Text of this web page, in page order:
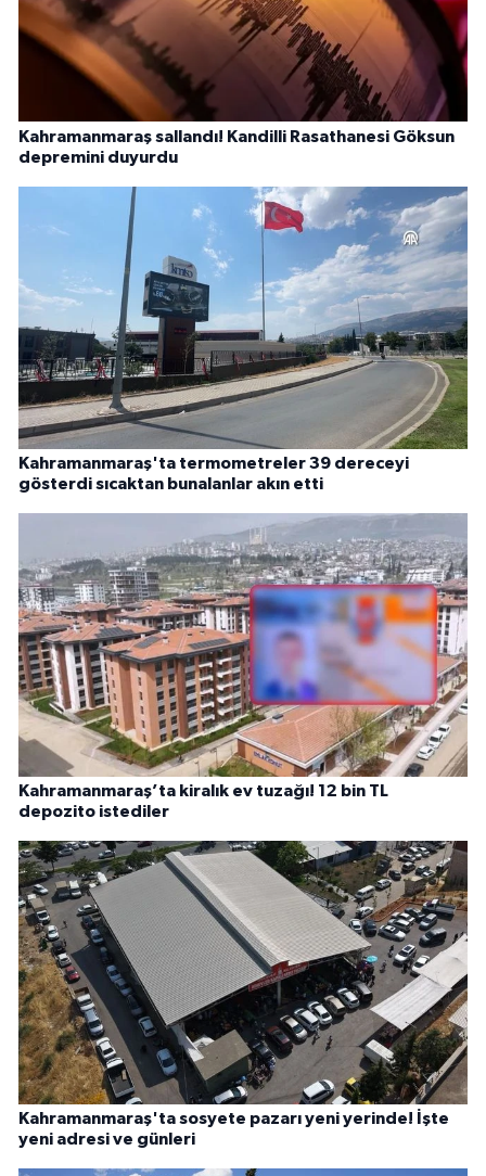
Kahramanmaraş sallandı! Kandilli Rasathanesi Göksun
depremini duyurdu
Kahramanmaraş'ta termometreler 39 dereceyi
gösterdi sıcaktan bunalanlar akın etti
Kahramanmaraş’ta kiralık ev tuzağı! 12 bin TL
depozito istediler
Kahramanmaraş'ta sosyete pazarı yeni yerinde! İşte
yeni adresi ve günleri